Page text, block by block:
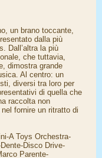
un brano toccante,
dalla più
Dall’altra la più
che tuttavia,
dimostra grande
Al centro: un
diversi tra loro per
di quella che
raccolta non
fornire un ritratto di
A Toys Orchestra-
Disco Drive-
Parente-